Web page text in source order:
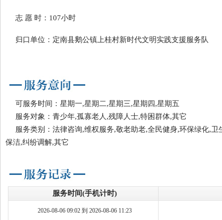
志 愿 时：107小时
归口单位：定南县鹅公镇上桂村新时代文明实践支援服务队
可服务时间：星期一,星期二,星期三,星期四,星期五
服务对象：青少年,孤寡老人,残障人士,特困群体,其它
服务类别：法律咨询,维权服务,敬老助老,全民健身,环保绿化,卫
保洁,纠纷调解,其它